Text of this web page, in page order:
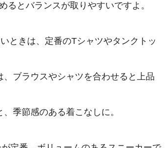
るとバランスが取りやすいですよ。
ときは、定番のTシャツやタンクトッ
ブラウスやシャツを合わせると上品
季節感のある着こなしに。